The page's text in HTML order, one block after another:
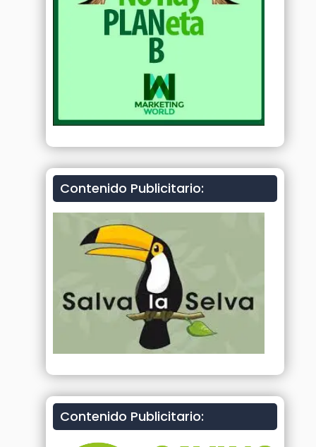
Contenido Publicitario:
Contenido Publicitario: